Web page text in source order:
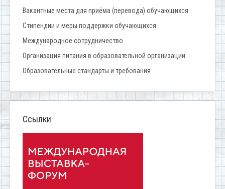
Вакантные места для приёма (перевода) обучающихся
Стипендии и меры поддержки обучающихся
Международное сотрудничество
Организация питания в образовательной организации
Образовательные стандарты и требования
Ссылки